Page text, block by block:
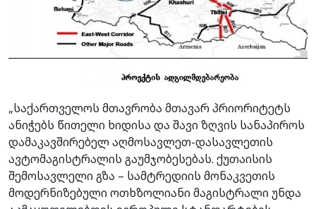
„საქართველოს მთავრობა მთავარ პრიორიტეტს
ანიჭებს წითელი ხიდისა და შავი ზღვის სანაპიროს
დამაკავშირებელ აღმოსავლეთ-დასავლეთის
ავტომაგისტრალის გაუმჯობესებას. ქუთაისის
შემოსავლელი გზა – სამტრედიის მონაკვეთის
მოდერნიზებული ოთხზოლიანი მაგისტრალი უნდა